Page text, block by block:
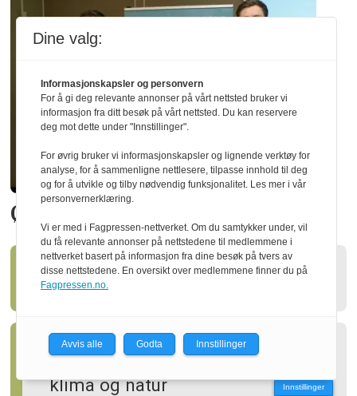
Økte utbyttet med 20 prosent
Ny styreleder i Treindustrien
Slik kan skogen gagne både
klima og natur
Innstillinger
Dine valg:
Informasjonskapsler og personvern
For å gi deg relevante annonser på vårt nettsted bruker vi
informasjon fra ditt besøk på vårt nettsted. Du kan reservere
deg mot dette under "Innstillinger".
For øvrig bruker vi informasjonskapsler og lignende verktøy for
analyse, for å sammenligne nettlesere, tilpasse innhold til deg
og for å utvikle og tilby nødvendig funksjonalitet. Les mer i vår
personvernerklæring.
Vi er med i Fagpressen-nettverket. Om du samtykker under, vil
du få relevante annonser på nettstedene til medlemmene i
nettverket basert på informasjon fra dine besøk på tvers av
disse nettstedene. En oversikt over medlemmene finner du på
Fagpressen.no.
Avvis alle Godta Innstillinger